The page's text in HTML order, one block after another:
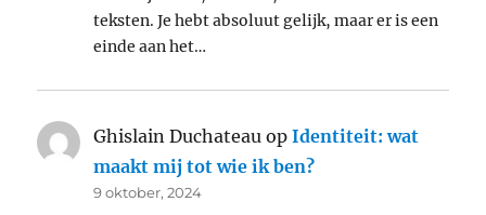
teksten. Je hebt absoluut gelijk, maar er is een
einde aan het…
Ghislain Duchateau opIdentiteit: wat
maakt mij tot wie ik ben?
9 oktober, 2024